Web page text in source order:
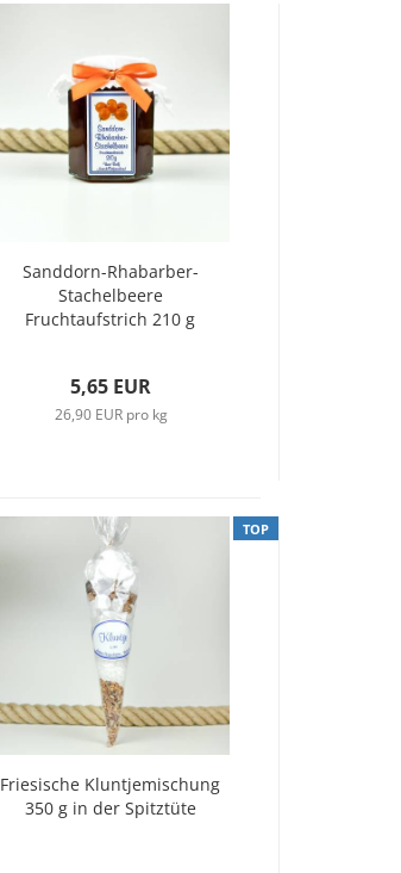
Sanddorn-Rhabarber-
Stachelbeere
Fruchtaufstrich 210 g
5,65 EUR
26,90 EUR pro kg
TOP
Friesische Kluntjemischung
350 g in der Spitztüte